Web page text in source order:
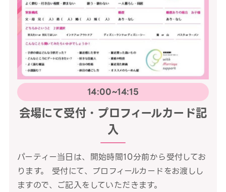
14:00~14:15
会場にて受付・プロフィールカード記
入
パーティー当日は、開始時間10分前から受付してお
ります。 受付にて、プロフィールカードをお渡しし
ますので、ご記入をしていただきます。